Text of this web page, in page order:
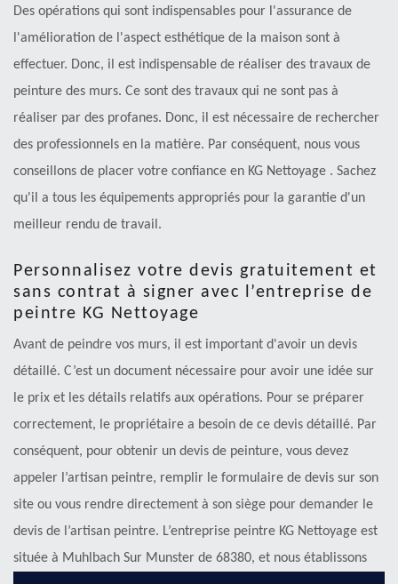
Des opérations qui sont indispensables pour l'assurance de
l'amélioration de l'aspect esthétique de la maison sont à
effectuer. Donc, il est indispensable de réaliser des travaux de
peinture des murs. Ce sont des travaux qui ne sont pas à
réaliser par des profanes. Donc, il est nécessaire de rechercher
des professionnels en la matière. Par conséquent, nous vous
conseillons de placer votre confiance en KG Nettoyage . Sachez
qu'il a tous les équipements appropriés pour la garantie d'un
meilleur rendu de travail.
Personnalisez votre devis gratuitement et
sans contrat à signer avec l’entreprise de
peintre KG Nettoyage
Avant de peindre vos murs, il est important d'avoir un devis
détaillé. C’est un document nécessaire pour avoir une idée sur
le prix et les détails relatifs aux opérations. Pour se préparer
correctement, le propriétaire a besoin de ce devis détaillé. Par
conséquent, pour obtenir un devis de peinture, vous devez
appeler l’artisan peintre, remplir le formulaire de devis sur son
site ou vous rendre directement à son siège pour demander le
devis de l’artisan peintre. L’entreprise peintre KG Nettoyage est
située à Muhlbach Sur Munster de 68380, et nous établissons